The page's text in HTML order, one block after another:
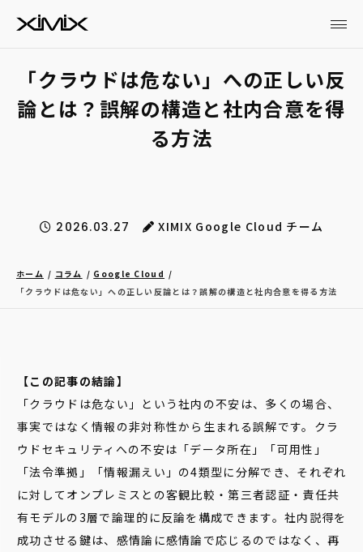
「クラウドは危ない」への正しい反
論とは？誤解の構造と社内合意を得
る方法
2026.03.27 XIMIX Google Cloud チーム
ホーム コラム
Google Cloud
「クラウドは危ない」への正しい反論とは？誤解の構造と社内合意を得る方法
【この記事の結論】
「クラウドは危ない」という社内の不安は、多くの場合、
事実ではなく情報の非対称性から生まれる誤解です。クラ
ウドセキュリティへの不安は「データ所在」「可用性」
「法令準拠」「情報漏えい」の4類型に分解でき、それぞれ
に対してオンプレミスとの客観比較・第三者認証・責任共
有モデルの3層で論理的に反論を構成できます。社内説得を
成功させる鍵は、感情論に感情論で応じるのではなく、再